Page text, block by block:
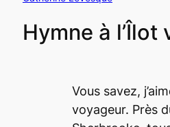
Hymne à l’Îlot
Vous savez,
voyageur. Près